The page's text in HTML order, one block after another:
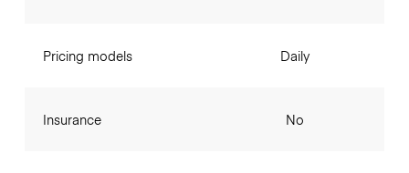
Pricing models
Insurance
Daily
No